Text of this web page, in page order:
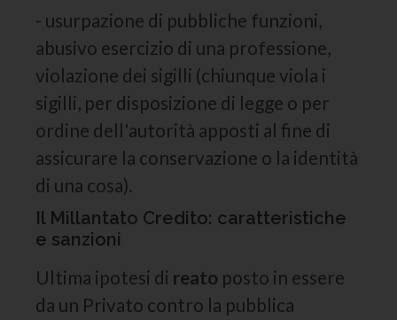
- usurpazione di pubbliche funzioni,
abusivo esercizio di una professione,
violazione dei sigilli (chiunque viola i
sigilli, per disposizione di legge o per
ordine dell'autorità apposti al fine di
assicurare la conservazione o la identità
di una cosa).
Il Millantato Credito: caratteristiche
e sanzioni
Ultima ipotesi di reato posto in essere
da un Privato contro la pubblica